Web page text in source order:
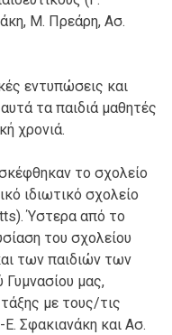
Μ. Πρεάρη, Ασ.
εντυπώσεις και
τα παιδιά μαθητές
χρονιά.
το σχολείο
ιδιωτικό σχολείο
Ύστερα από το
του σχολείου
των παιδιών των
μας,
με τους/τις
Σφακιανάκη και Ασ.